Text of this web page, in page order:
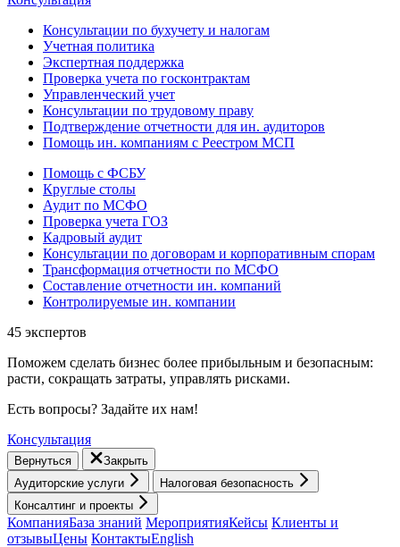
Консультации по бухучету и налогам
Учетная политика
Экспертная поддержка
Проверка учета по госконтрактам
Управленческий учет
Консультации по трудовому праву
Подтверждение отчетности для ин. аудиторов
Помощь ин. компаниям с Реестром МСП
Помощь с ФСБУ
Круглые столы
Аудит по МСФО
Проверка учета ГОЗ
Кадровый аудит
Консультации по договорам и корпоративным спорам
Трансформация отчетности по МСФО
Составление отчетности ин. компаний
Контролируемые ин. компании
45 экспертов
Поможем сделать бизнес более прибыльным и безопасным:
расти, cокращать затраты, управлять рисками.
Есть вопросы? Задайте их нам!
Консультация
Вернуться
Закрыть
Аудиторские услуги
Налоговая безопасность
Консалтинг и проекты
КомпанияБаза знаний МероприятияКейсы Клиенты и
отзывыЦены КонтактыEnglish